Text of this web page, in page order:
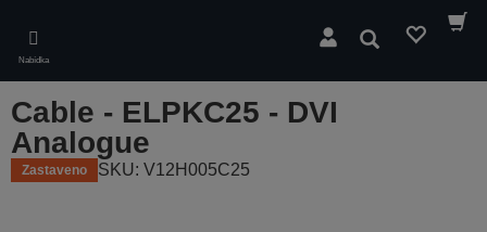
main
content
Nabídka
Hledat
Cable - ELPKC25 - DVI
Analogue
Zastaveno SKU: V12H005C25